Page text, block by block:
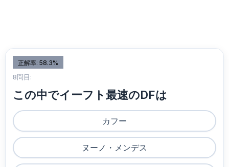
正解率: 58.3%
8問目:
この中でイーフト最速のDFは
カフー
ヌーノ・メンデス